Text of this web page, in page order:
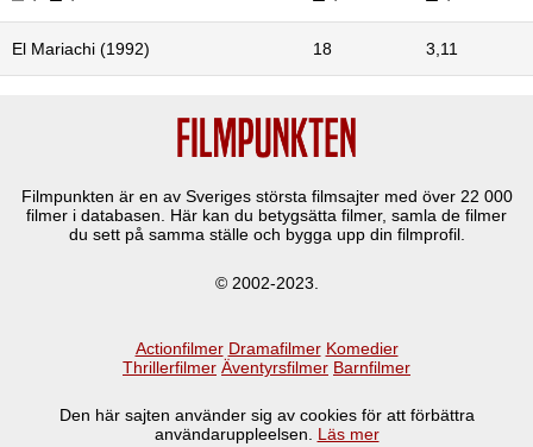
El Mariachi (1992) 18 3,11
Filmpunkten är en av Sveriges största filmsajter med över 22 000
filmer i databasen. Här kan du betygsätta filmer, samla de filmer
du sett på samma ställe och bygga upp din filmprofil.
© 2002-2023.
Actionfilmer Dramafilmer Komedier
Thrillerfilmer Äventyrsfilmer Barnfilmer
Den här sajten använder sig av cookies för att förbättra
användaruppleelsen. Läs mer